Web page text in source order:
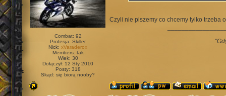
Combat: 92
Profesja: Skiller
Nick: xVaraderox
Members: tak
Wiek: 30
Dołączył: 12 Sty 2010
Posty: 318
Skąd: się biorą nooby?
Czyli nie piszemy co chcemy tylko trzeba